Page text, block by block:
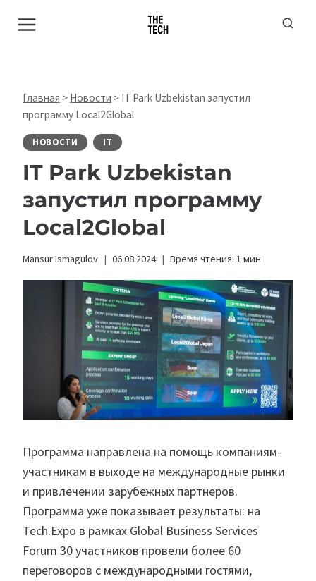
Главная > Новости > IT Park Uzbekistan запустил
программу Local2Global
НОВОСТИ IT
IT Park Uzbekistan
запустил программу
Local2Global
Mansur Ismagulov 06.08.2024 Время чтения: 1 мин
Программа направлена на помощь компаниям-
участникам в выходе на международные рынки
и привлечении зарубежных партнеров.
Программа уже показывает результаты: на
Tech.Expo в рамках Global Business Services
Forum 30 участников провели более 60
переговоров с международными гостями,